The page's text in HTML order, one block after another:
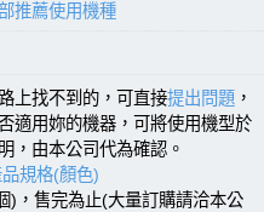
推薦使用機種
上找不到的，可直接提出問題 ，
適用妳的機器，可將使用機型於
，由本公司代為確認。
品規格(顏色)
)，售完為止(大量訂購請洽本公